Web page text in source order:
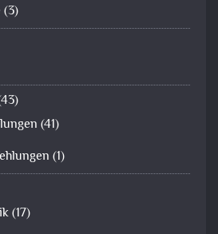
(3)
(41)
(1)
(17)